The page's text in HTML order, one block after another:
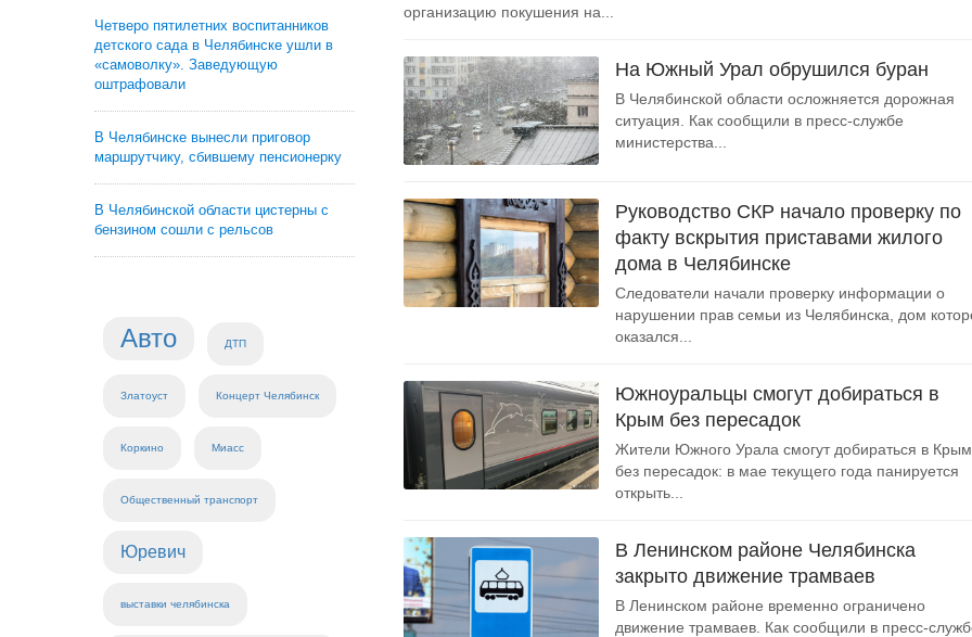
Четверо пятилетних воспитанников
детского сада в Челябинске ушли в
«самоволку». Заведующую
оштрафовали
В Челябинске вынесли приговор
маршрутчику, сбившему пенсионерку
В Челябинской области цистерны с
бензином сошли с рельсов
Авто ДТП
Златоуст Концерт Челябинск
Коркино Миасс
Общественный транспорт
Юревич
выставки челябинска
организацию покушения на...
На Южный Урал обрушился буран
В Челябинской области осложняется дорожная
ситуация. Как сообщили в пресс-службе
министерства...
Руководство СКР начало проверку по
факту вскрытия приставами жилого
дома в Челябинске
Следователи начали проверку информации о
нарушении прав семьи из Челябинска, дом
оказался...
Южноуральцы смогут добираться в
Крым без пересадок
Жители Южного Урала смогут добираться в Крым
без пересадок: в мае текущего года панируется
открыть...
В Ленинском районе Челябинска
закрыто движение трамваев
В Ленинском районе временно ограничено
движение трамваев. Как сообщили в пресс-